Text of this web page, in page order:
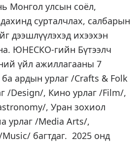
Монгол улсын соёл,
сурталчлах, салбарын
дээшлүүлэхэд ихээхэн
ЮНЕСКО-гийн Бүтээлч
үйл ажиллагааны 7
ардын урлаг /Crafts & Folk
/Design/, Кино урлаг /Film/,
, Уран зохиол
урлаг /Media Arts/,
багтдаг. 2025 онд